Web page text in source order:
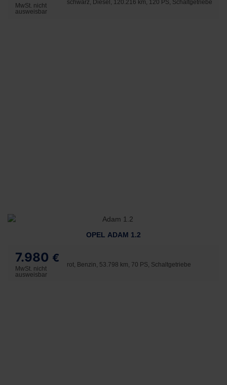
MwSt. nicht
ausweisbar
schwarz, Diesel, 120.216 km, 120 PS, Schaltgetriebe
OPEL ADAM 1.2
7.980 €
MwSt. nicht
ausweisbar
rot, Benzin, 53.798 km, 70 PS, Schaltgetriebe